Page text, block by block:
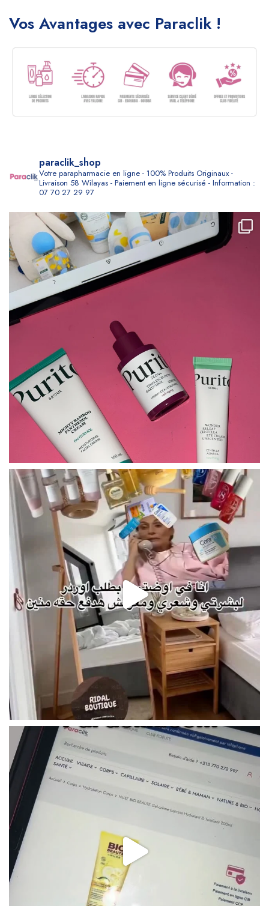
Vos Avantages avec Paraclik !
paraclik_shop
Votre parapharmacie en ligne - 100% Produits Originaux -
Livraison 58 Wilayas - Paiement en ligne sécurisé - Information :
07 70 27 29 97